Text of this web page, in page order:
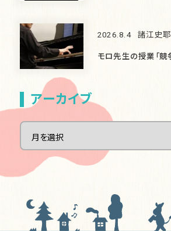
2026.8.4 諸江史耶
モロ先生の授業「競
アーカイブ